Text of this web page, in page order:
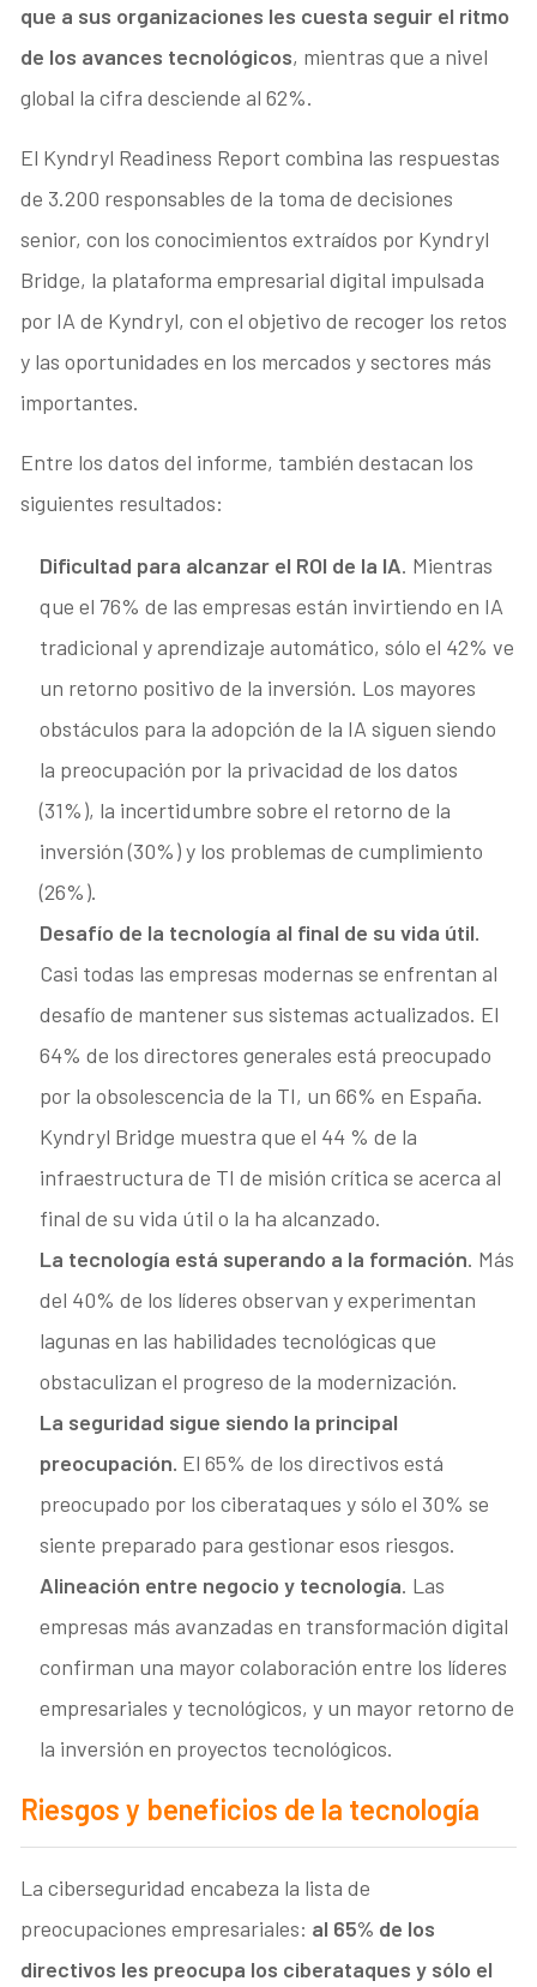
que a sus organizaciones les cuesta seguir el ritmo
de los avances tecnológicos, mientras que a nivel
global la cifra desciende al 62%.
El Kyndryl Readiness Report combina las respuestas
de 3.200 responsables de la toma de decisiones
senior, con los conocimientos extraídos por Kyndryl
Bridge, la plataforma empresarial digital impulsada
por IA de Kyndryl, con el objetivo de recoger los retos
y las oportunidades en los mercados y sectores más
importantes.
Entre los datos del informe, también destacan los
siguientes resultados:
Dificultad para alcanzar el ROI de la IA. Mientras
que el 76% de las empresas están invirtiendo en IA
tradicional y aprendizaje automático, sólo el 42% ve
un retorno positivo de la inversión. Los mayores
obstáculos para la adopción de la IA siguen siendo
la preocupación por la privacidad de los datos
(31%), la incertidumbre sobre el retorno de la
inversión (30%) y los problemas de cumplimiento
(26%).
Desafío de la tecnología al final de su vida útil.
Casi todas las empresas modernas se enfrentan al
desafío de mantener sus sistemas actualizados. El
64% de los directores generales está preocupado
por la obsolescencia de la TI, un 66% en España.
Kyndryl Bridge muestra que el 44 % de la
infraestructura de TI de misión crítica se acerca al
final de su vida útil o la ha alcanzado.
La tecnología está superando a la formación. Más
del 40% de los líderes observan y experimentan
lagunas en las habilidades tecnológicas que
obstaculizan el progreso de la modernización.
La seguridad sigue siendo la principal
preocupación. El 65% de los directivos está
preocupado por los ciberataques y sólo el 30% se
siente preparado para gestionar esos riesgos.
Alineación entre negocio y tecnología. Las
empresas más avanzadas en transformación digital
confirman una mayor colaboración entre los líderes
empresariales y tecnológicos, y un mayor retorno de
la inversión en proyectos tecnológicos.
Riesgos y beneficios de la tecnología
La ciberseguridad encabeza la lista de
preocupaciones empresariales: al 65% de los
directivos les preocupa los ciberataques y sólo el